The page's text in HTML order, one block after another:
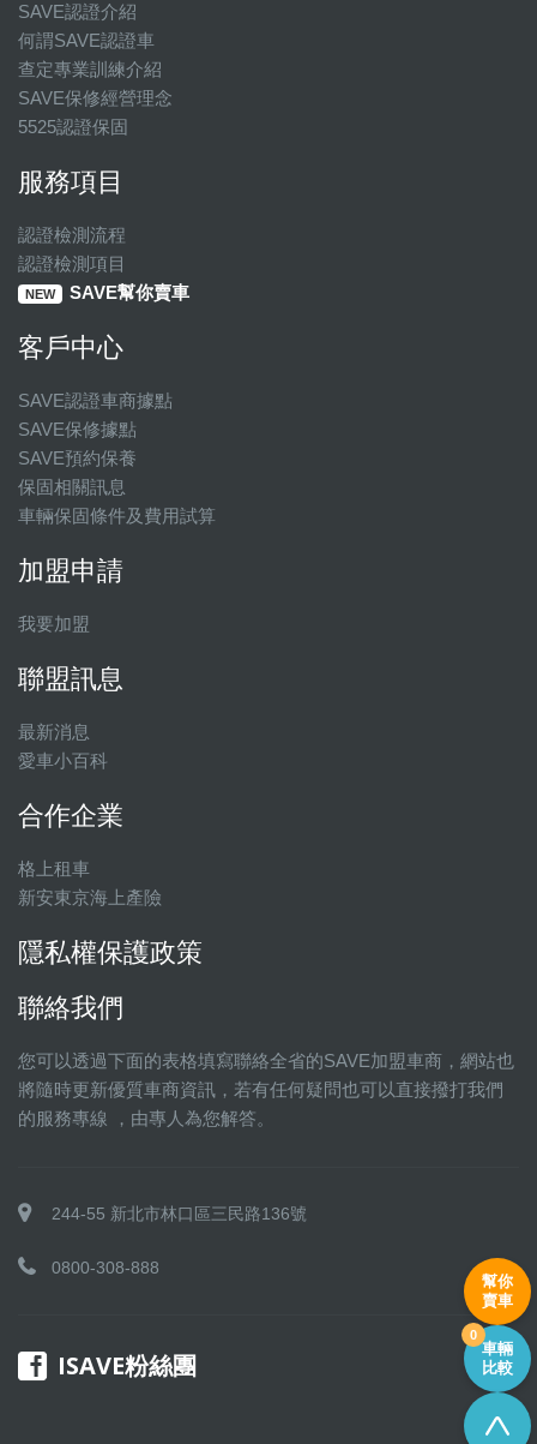
SAVE認證介紹
何謂SAVE認證車
查定專業訓練介紹
SAVE保修經營理念
5525認證保固
服務項目
認證檢測流程
認證檢測項目
NEW SAVE幫你賣車
客戶中心
SAVE認證車商據點
SAVE保修據點
SAVE預約保養
保固相關訊息
車輛保固條件及費用試算
加盟申請
我要加盟
聯盟訊息
最新消息
愛車小百科
合作企業
格上租車
新安東京海上產險
隱私權保護政策
聯絡我們
您可以透過下面的表格填寫聯絡全省的SAVE加盟車商，網站也
將隨時更新優質車商資訊，若有任何疑問也可以直接撥打我們
的服務專線 ，由專人為您解答。
244-55 新北市林口區三民路136號
0800-308-888
ISAVE粉絲團
幫你
賣車
車輛
比較
0